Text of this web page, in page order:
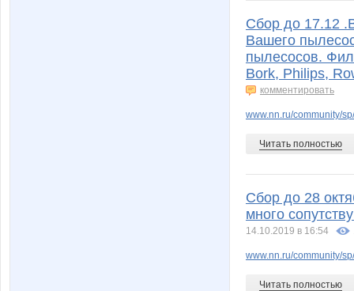
Сбор до 17.12
Вашего
пылесосов.
Bork, Philips,
комментировать
www.nn.ru/community/
Читать полностью
Сбор до 28
много
14.10.2019 в 16:54
www.nn.ru/community/
Читать полностью